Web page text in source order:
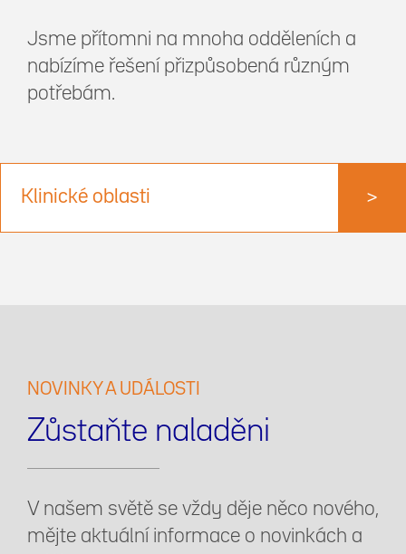
Jsme přítomni na mnoha odděleních a
nabízíme řešení přizpůsobená různým
potřebám.
Klinické oblasti >
NOVINKY A UDÁLOSTI
Zůstaňte naladěni
V našem světě se vždy děje něco nového,
mějte aktuální informace o novinkách a